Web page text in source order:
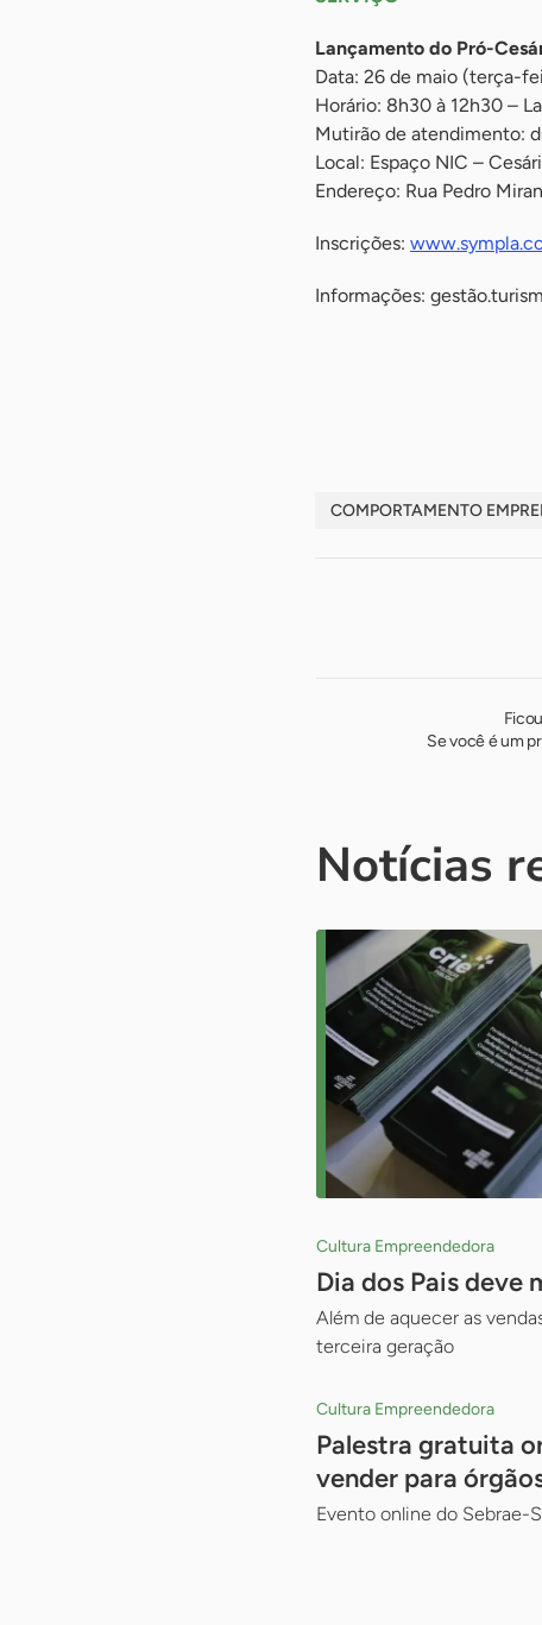
Lançamento do Pró-
Data: 26 de maio (terça-
Horário: 8h30 à 12h30 –
Mutirão de atendimento:
Local: Espaço NIC –
Endereço: Rua Pedro
Inscrições:
Informações: gestã
COMPORTAMENTO
Se você é um
Notícias
Cultura Empreendedora
Dia dos Pais deve
Além de aquecer as
terceira geração
Cultura Empreendedora
Palestra gratuita
vender para
Evento online do Sebrae-